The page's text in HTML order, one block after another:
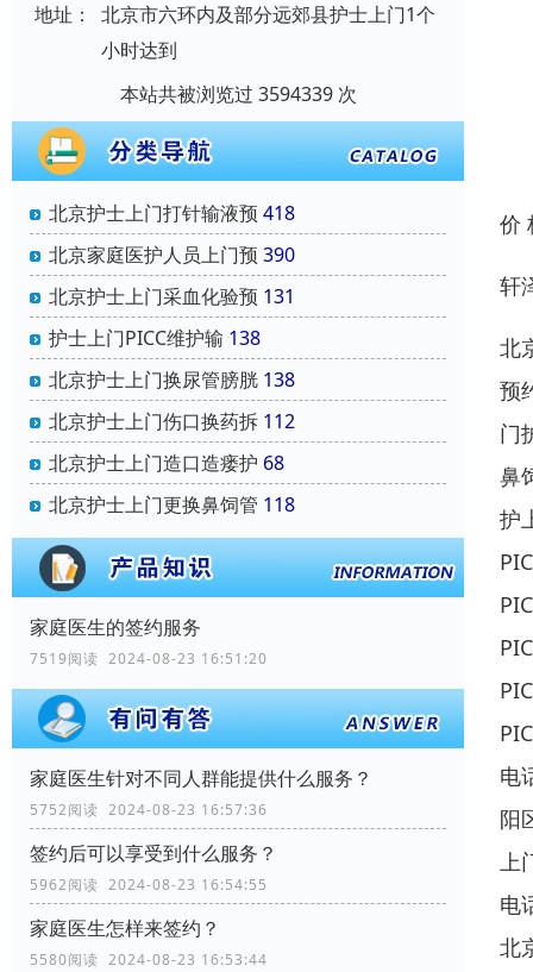
地址：
北京市六环内及部分远郊县护士上门1个
小时达到
本站共被浏览过 3594339 次
北京护士上门打针输液预 418
北京家庭医护人员上门预 390
北京护士上门采血化验预 131
护士上门PICC维护输 138
北京护士上门换尿管膀胱 138
北京护士上门伤口换药拆 112
北京护士上门造口造瘘护 68
北京护士上门更换鼻饲管 118
家庭医生的签约服务
7519阅读 2024-08-23 16:51:20
家庭医生针对不同人群能提供什么服务？
5752阅读 2024-08-23 16:57:36
签约后可以享受到什么服务？
5962阅读 2024-08-23 16:54:55
家庭医生怎样来签约？
5580阅读 2024-08-23 16:53:44
价
轩
北
预
门
鼻
护
电
阳
上
电
北